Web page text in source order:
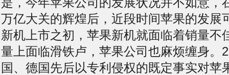
万亿大关的辉煌后，近段时间苹果的发展
新机上市之初，苹果新机就面临着销量不
量上面临滑铁卢，苹果公司也麻烦缠身。
国、德国先后以专利侵权的既定事实对苹